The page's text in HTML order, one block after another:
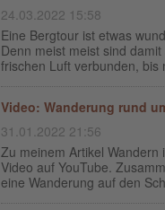
24.03.2022 15:58
Eine Bergtour ist etwas
Denn meist meist sind
frischen Luft verbunden, bis
Video: Wanderung rund
31.01.2022 21:56
Zu meinem Artikel
Video auf YouTube.
eine Wanderung auf den